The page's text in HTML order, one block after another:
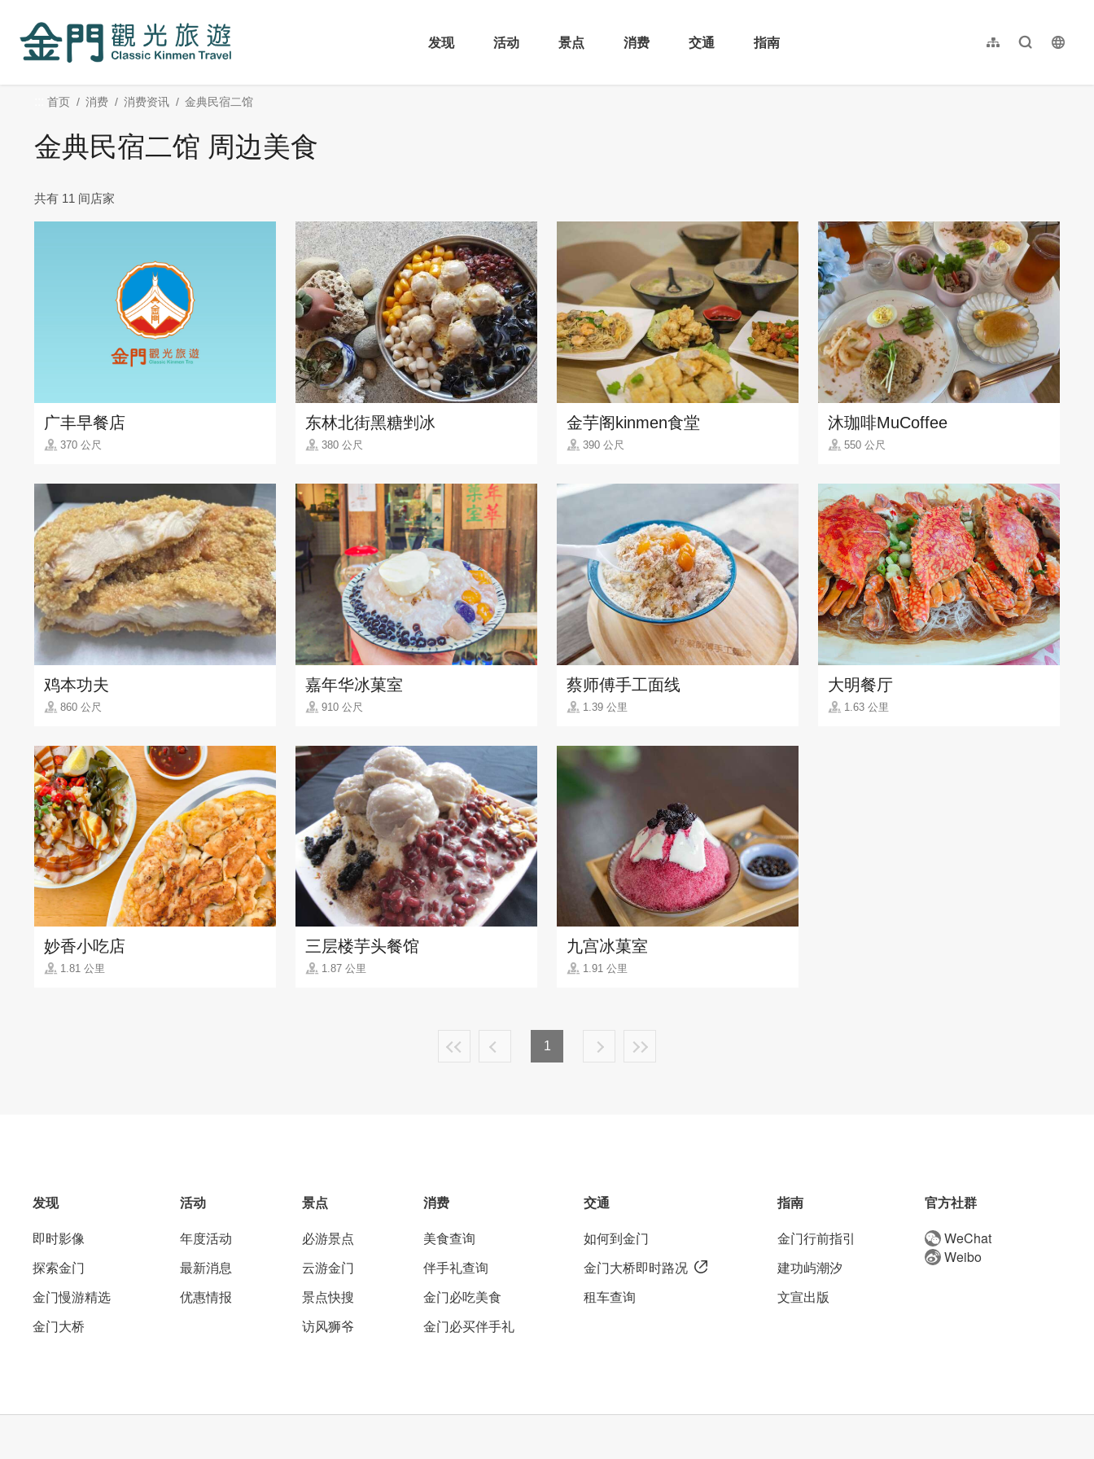
内
发现
活动 景点 消费 交通 指南 网站导览全文检索
繁體中文
首页 消费 消费资讯 金典民宿二馆
金典民宿二馆 周边美食
共有 11 间店家
广丰早餐店
370 公尺
东林北街黑糖剉冰
380 公尺
金芋阁kinmen食堂
390 公尺
沐珈啡MuCoffee
550 公尺
鸡本功夫
860 公尺
嘉年华冰菓室
910 公尺
蔡师傅手工面线
1.39 公里
大明餐厅
1.63 公里
妙香小吃店
1.81 公里
三层楼芋头餐馆
1.87 公里
九宫冰菓室
1.91 公里
1
发现
即时影像
探索金门
金门慢游精选
金门大桥
活动
年度活动
最新消息
优惠情报
景点
必游景点
云游金门
景点快搜
访风狮爷
消费
美食查询
伴手礼查询
金门必吃美食
金门必买伴手礼
交通
如何到金门
金门大桥即时路况
租车查询
指南
金门行前指引
建功屿潮汐
文宣出版
官方社群
WeChat
Weibo